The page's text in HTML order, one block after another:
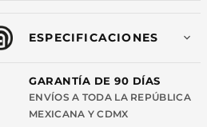
ESPECIFICACIONES
GARANTÍA DE 90 DÍAS
ENVÍOS A TODA LA REPÚBLICA
MEXICANA Y CDMX